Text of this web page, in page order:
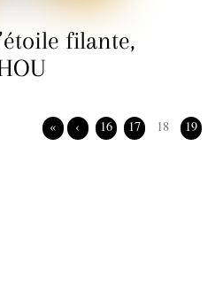
filante,
« ‹ 16 17 18 19